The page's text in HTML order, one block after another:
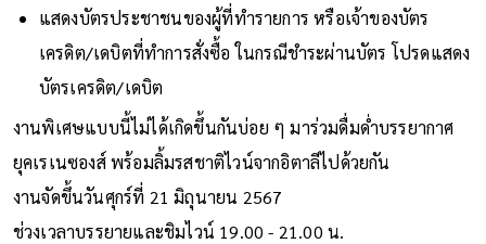
แสดงบัตรประชาชนของผู้ที่ทำรายการ หรือเจ้าของบัตร
เครดิต/เดบิตที่ทำการสั่งซื้อ ในกรณีชำระผ่านบัตร โปรดแสดง
บัตรเครดิต/เดบิต
งานพิเศษแบบนี้ไม่ได้เกิดขึ้นกันบ่อย ๆ มาร่วมดื่มด่ำบรรยากาศ
ยุคเรเนซองส์ พร้อมลิ้มรสชาติไวน์จากอิตาลีไปด้วยกัน
งานจัดขึ้นวันศุกร์ที่ 21 มิถุนายน 2567
ช่วงเวลาบรรยายและชิมไวน์ 19.00 - 21.00 น.